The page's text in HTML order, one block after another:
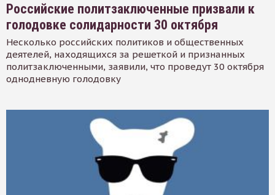
Российские политзаключенные призвали к
голодовке солидарности 30 октября
Несколько российских политиков и общественных
деятелей, находящихся за решеткой и признанных
политзаключенными, заявили, что проведут 30 октября
однодневную голодовку